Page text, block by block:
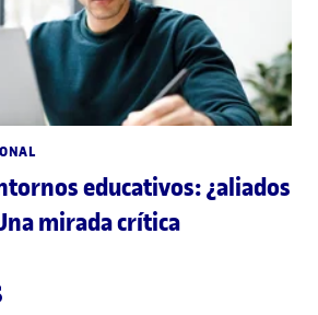
educativos: ¿aliados
mirada crítica